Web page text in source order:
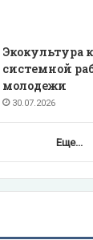
Экокультура
системной
молодежи
30.07.2026
Еще...